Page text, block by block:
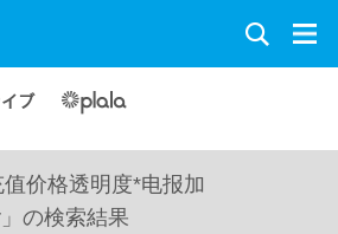
ブ
值价格透明度*电报加
の検索結果